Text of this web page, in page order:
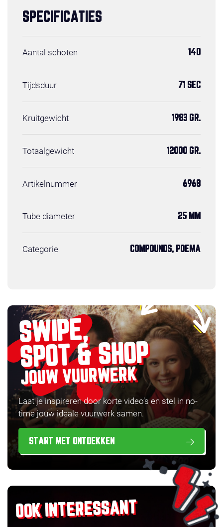
SPECIFICATIES
Aantal schoten 140
Tijdsduur 71 SEC
Kruitgewicht 1983 GR.
Totaalgewicht 12000 GR.
Artikelnummer 6968
Tube diameter 25 MM
Categorie COMPOUNDS, POEMA
SWIPE,
SPOT & SHOP
JOUW VUURWERK
Laat je inspireren door korte video’s en stel in no-
time jouw ideale vuurwerk samen.
START MET ONTDEKKEN
OOK INTERESSANT